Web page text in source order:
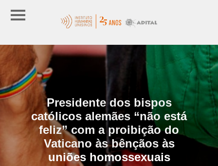
Presidente dos bispos
católicos alemães “não está
feliz” com a proibição do
Vaticano às bênçãos às
uniões homossexuais